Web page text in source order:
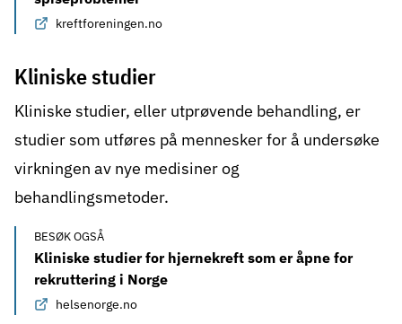
kreftforeningen.no
Kliniske studier
Kliniske studier, eller utprøvende behandling, er
studier som utføres på mennesker for å undersøke
virkningen av nye medisiner og
behandlingsmetoder.
BESØK OGSÅ
Kliniske studier for hjernekreft som er åpne for
rekruttering i Norge
helsenorge.no